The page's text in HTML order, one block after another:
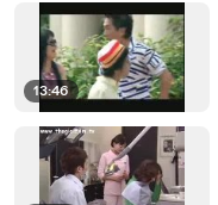
13:46